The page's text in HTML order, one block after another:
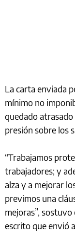
La carta enviada
mínimo no
quedado
presión sobre los
“Trabajamos
trabajadores; y
alza y a mejorar
previmos una
mejoras”,
escrito que envió